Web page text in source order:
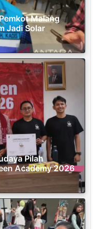
Malang
Jadi Solar
Pilah
Academy 2026